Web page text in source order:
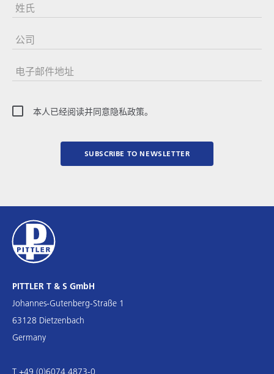
姓氏
公司
电子邮件地址
本人已经阅读并同意隐私政策。
SUBSCRIBE TO NEWSLETTER
PITTLER T & S GmbH
Johannes-Gutenberg-Straße 1
63128 Dietzenbach
Germany
T +49 (0)6074 4873-0